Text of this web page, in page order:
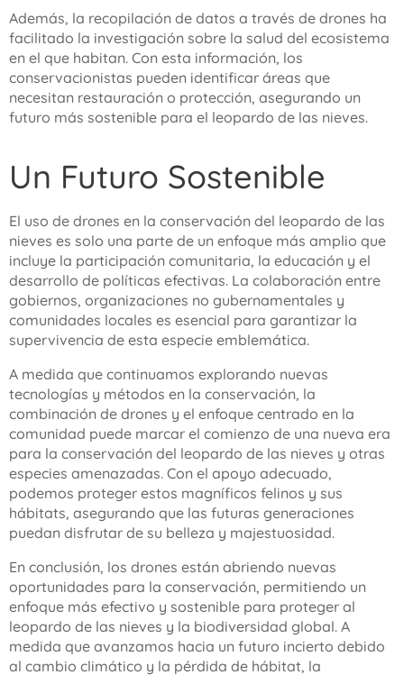
Además, la recopilación de datos a través de drones ha
facilitado la investigación sobre la salud del ecosistema
en el que habitan. Con esta información, los
conservacionistas pueden identificar áreas que
necesitan restauración o protección, asegurando un
futuro más sostenible para el leopardo de las nieves.
Un Futuro Sostenible
El uso de drones en la conservación del leopardo de las
nieves es solo una parte de un enfoque más amplio que
incluye la participación comunitaria, la educación y el
desarrollo de políticas efectivas. La colaboración entre
gobiernos, organizaciones no gubernamentales y
comunidades locales es esencial para garantizar la
supervivencia de esta especie emblemática.
A medida que continuamos explorando nuevas
tecnologías y métodos en la conservación, la
combinación de drones y el enfoque centrado en la
comunidad puede marcar el comienzo de una nueva era
para la conservación del leopardo de las nieves y otras
especies amenazadas. Con el apoyo adecuado,
podemos proteger estos magníficos felinos y sus
hábitats, asegurando que las futuras generaciones
puedan disfrutar de su belleza y majestuosidad.
En conclusión, los drones están abriendo nuevas
oportunidades para la conservación, permitiendo un
enfoque más efectivo y sostenible para proteger al
leopardo de las nieves y la biodiversidad global. A
medida que avanzamos hacia un futuro incierto debido
al cambio climático y la pérdida de hábitat, la